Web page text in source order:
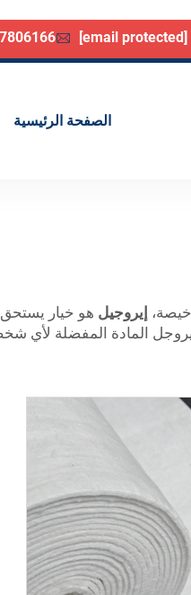
[email protected]
الصفحة الرئيسية
إيروجيل
المادة المفضلة